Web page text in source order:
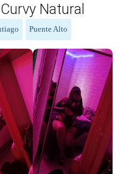
Natural
Puente Alto